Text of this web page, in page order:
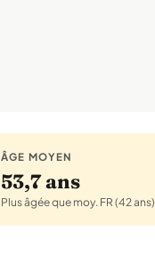
ÂGE MOYEN
53,7 ans
Plus âgée que moy. FR (42 ans)